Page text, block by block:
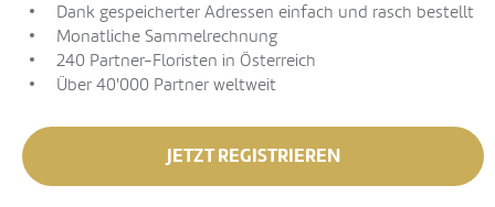
Dank gespeicherter Adressen einfach und rasch bestellt
Monatliche Sammelrechnung
240 Partner-Floristen in Österreich
Über 40'000 Partner weltweit
JETZT REGISTRIEREN